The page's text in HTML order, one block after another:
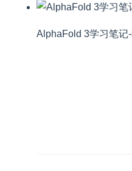
AlphaFold 3学习笔记-